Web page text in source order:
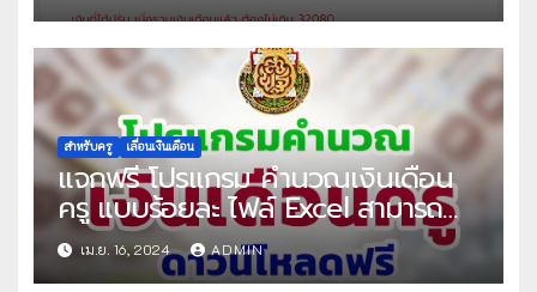
สำหรับครู เลื่อนเงินเดือน
แจกฟรี โปรแกรม คำนวณเงินเดือน
ครู แบบร้อยละ ไฟล์ Excel สามารถ
คำนวณเงินเดือน ได้ทุกปีงบประมาณ
โดย สถานีครูดอทคอม
เม.ย. 16, 2024 ADMIN